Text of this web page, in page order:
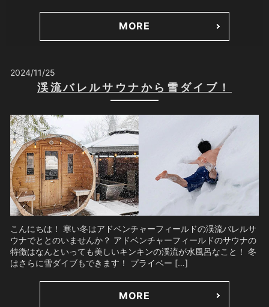
MORE
2024/11/25
渓流バレルサウナから雪ダイブ！
こんにちは！ 寒い冬はアドベンチャーフィールドの渓流バレルサ
ウナでととのいませんか？ アドベンチャーフィールドのサウナの
特徴はなんといっても美しいキンキンの渓流が水風呂なこと！ 冬
はさらに雪ダイブもできます！ プライベー […]
MORE